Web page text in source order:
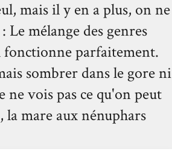
mais il y en a plus, on ne
mélange des genres
parfaitement.
sombrer dans le gore ni
vois pas ce qu'on peut
mare aux nénuphars